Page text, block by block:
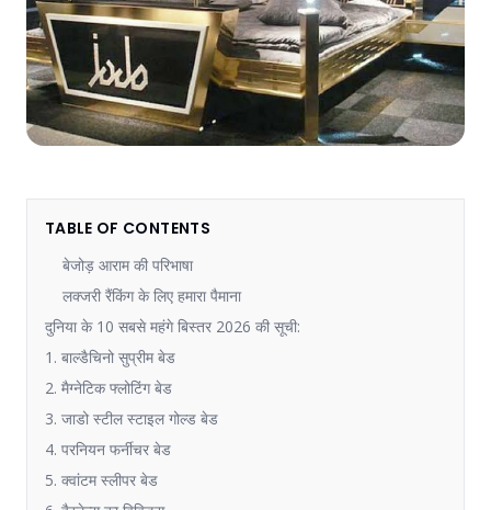
TABLE OF CONTENTS
बेजोड़ आराम की परिभाषा
लक्जरी रैंकिंग के लिए हमारा पैमाना
दुनिया के 10 सबसे महंगे बिस्तर 2026 की सूची:
1. बाल्डैचिनो सुप्रीम बेड
2. मैग्नेटिक फ्लोटिंग बेड
3. जाडो स्टील स्टाइल गोल्ड बेड
4. परनियन फर्नीचर बेड
5. क्वांटम स्लीपर बेड